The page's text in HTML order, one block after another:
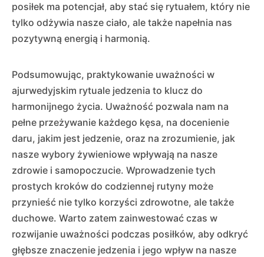
posiłek ma potencjał, aby stać się rytuałem, który nie
tylko odżywia nasze ciało, ale także napełnia nas
pozytywną energią i harmonią.
Podsumowując, praktykowanie uważności w
ajurwedyjskim rytuale jedzenia to klucz do
harmonijnego życia. Uważność pozwala nam na
pełne przeżywanie każdego kęsa, na docenienie
daru, jakim jest jedzenie, oraz na zrozumienie, jak
nasze wybory żywieniowe wpływają na nasze
zdrowie i samopoczucie. Wprowadzenie tych
prostych kroków do codziennej rutyny może
przynieść nie tylko korzyści zdrowotne, ale także
duchowe. Warto zatem zainwestować czas w
rozwijanie uważności podczas posiłków, aby odkryć
głębsze znaczenie jedzenia i jego wpływ na nasze